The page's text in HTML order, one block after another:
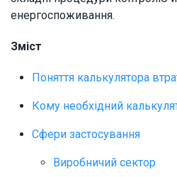
енергоспоживання.
Зміст
Поняття калькулятора
Кому необхідний
Сфери застосування
Виробничий сектор